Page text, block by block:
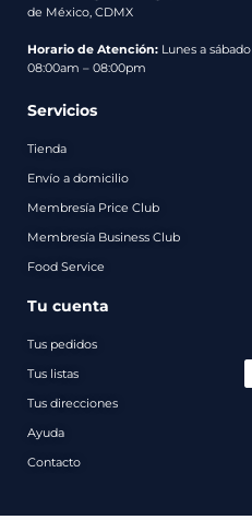
de México, CDMX
Horario de Atención: Lunes a sábado
08:00am – 08:00pm
Servicios
Tienda
Envío a domicilio
Membresía Price Club
Membresía Business Club
Food Service
Tu cuenta
Tus pedidos
Tus listas
Tus direcciones
Ayuda
Contacto